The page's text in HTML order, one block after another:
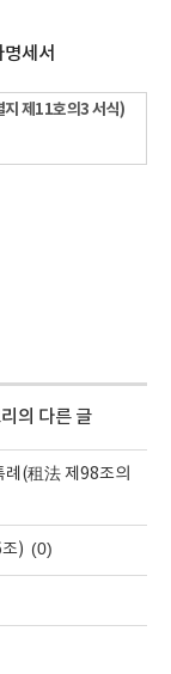
세서
지 제11호의3 서식)
의 다른 글
례(租法 제98조의
) (0)